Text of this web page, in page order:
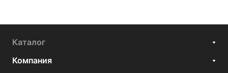
Каталог
Компания